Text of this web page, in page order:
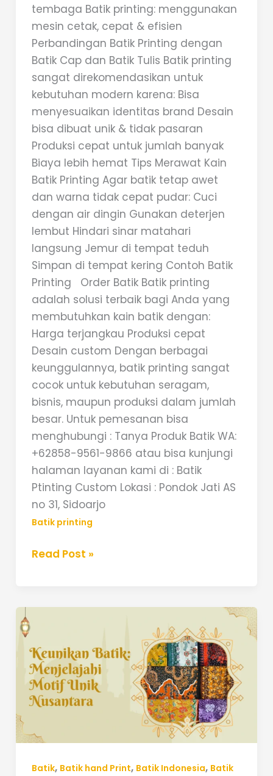
tembaga Batik printing: menggunakan
mesin cetak, cepat & efisien
Perbandingan Batik Printing dengan
Batik Cap dan Batik Tulis Batik printing
sangat direkomendasikan untuk
kebutuhan modern karena: Bisa
menyesuaikan identitas brand Desain
bisa dibuat unik & tidak pasaran
Produksi cepat untuk jumlah banyak
Biaya lebih hemat Tips Merawat Kain
Batik Printing Agar batik tetap awet
dan warna tidak cepat pudar: Cuci
dengan air dingin Gunakan deterjen
lembut Hindari sinar matahari
langsung Jemur di tempat teduh
Simpan di tempat kering Contoh Batik
Printing Order Batik Batik printing
adalah solusi terbaik bagi Anda yang
membutuhkan kain batik dengan:
Harga terjangkau Produksi cepat
Desain custom Dengan berbagai
keunggulannya, batik printing sangat
cocok untuk kebutuhan seragam,
bisnis, maupun produksi dalam jumlah
besar. Untuk pemesanan bisa
menghubungi : Tanya Produk Batik WA:
+62858-9561-9866 atau bisa kunjungi
halaman layanan kami di : Batik
Ptinting Custom Lokasi : Pondok Jati AS
no 31, Sidoarjo
Batik printing
Read Post »
Batik, Batik hand Print, Batik Indonesia, Batik
Menjelajahi
Motif
Unik
Nusantara